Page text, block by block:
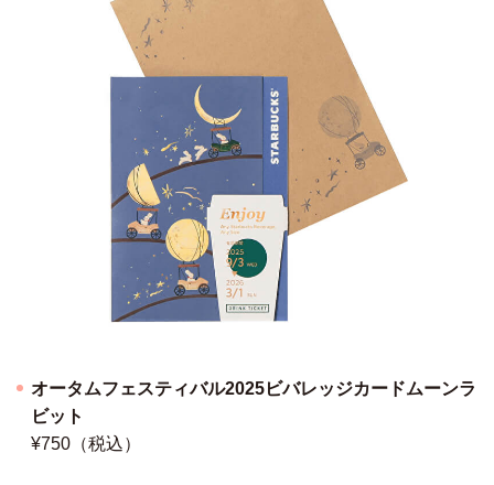
オータムフェスティバル2025ビバレッジカードムーンラ
ビット
¥750（税込）